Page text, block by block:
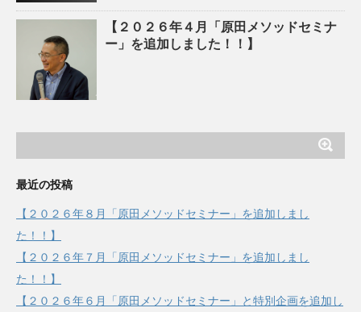
【２０２６年４月「原田メソッドセミナ
ー」を追加しました！！】
最近の投稿
【２０２６年８月「原田メソッドセミナー」を追加しまし
た！！】
【２０２６年７月「原田メソッドセミナー」を追加しまし
た！！】
【２０２６年６月「原田メソッドセミナー」と特別企画を追加し